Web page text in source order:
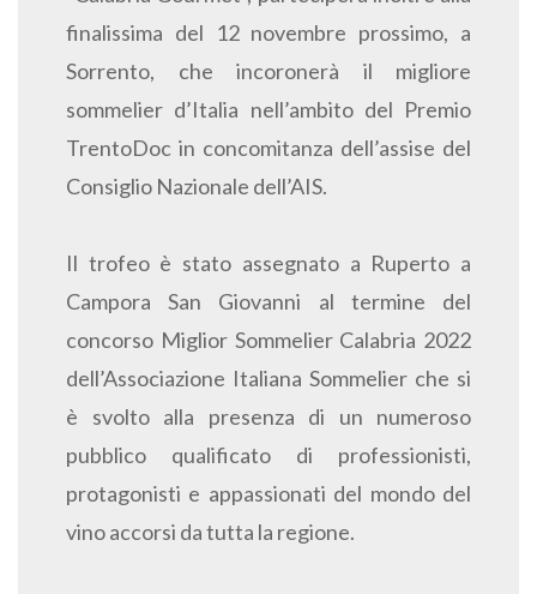
finalissima del 12 novembre prossimo, a
Sorrento, che incoronerà il migliore
sommelier d’Italia nell’ambito del Premio
TrentoDoc in concomitanza dell’assise del
Consiglio Nazionale dell’AIS.
Il trofeo è stato assegnato a Ruperto a
Campora San Giovanni al termine del
concorso Miglior Sommelier Calabria 2022
dell’Associazione Italiana Sommelier che si
è svolto alla presenza di un numeroso
pubblico qualificato di professionisti,
protagonisti e appassionati del mondo del
vino accorsi da tutta la regione.